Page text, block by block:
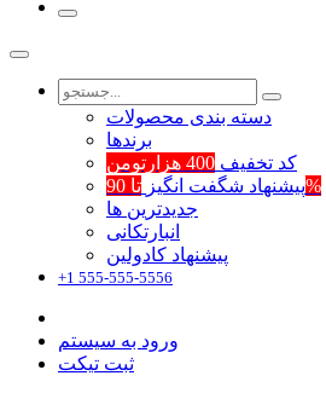
دسته بندی محصولات
برند‌ها
کد تخفیف 400 هزارتومن
پیشنهاد شگفت انگیزتا 90%
جدیدترین ها
انبارتکانی
پیشنهاد کادولین
+1 555-555-5556
ورود به سیستم
ثبت تیکت